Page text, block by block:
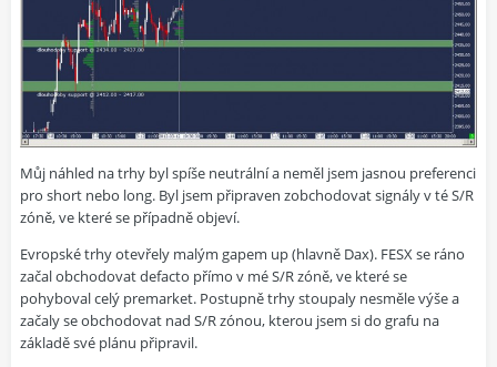
Můj náhled na trhy byl spíše neutrální a neměl jsem jasnou preferenci
pro short nebo long. Byl jsem připraven zobchodovat signály v té S/R
zóně, ve které se případně objeví.
Evropské trhy otevřely malým gapem up (hlavně Dax). FESX se ráno
začal obchodovat defacto přímo v mé S/R zóně, ve které se
pohyboval celý premarket. Postupně trhy stoupaly nesměle výše a
začaly se obchodovat nad S/R zónou, kterou jsem si do grafu na
základě své plánu připravil.